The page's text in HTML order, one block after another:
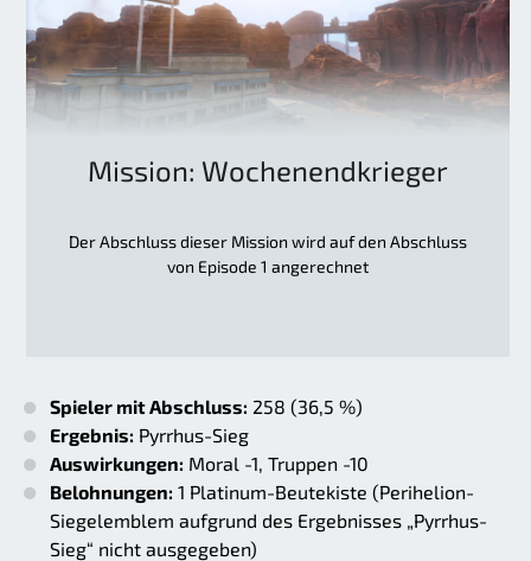
Mission: Wochenendkrieger
Der Abschluss dieser Mission wird auf den Abschluss
von Episode 1 angerechnet
Spieler mit Abschluss: 258 (36,5 %)
Ergebnis: Pyrrhus-Sieg
Auswirkungen: Moral -1, Truppen -10
Belohnungen: 1 Platinum-Beutekiste (Perihelion-
Siegelemblem aufgrund des Ergebnisses „Pyrrhus-
Sieg“ nicht ausgegeben)